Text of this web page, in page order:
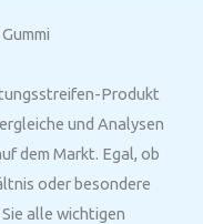
Produkt
und Analysen
dem Markt. Egal, ob
oder besondere
alle wichtigen